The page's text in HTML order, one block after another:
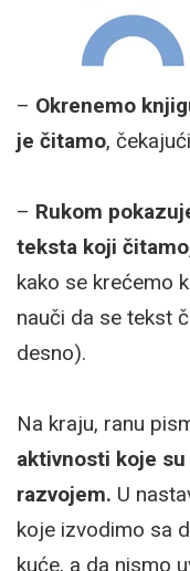
– Okrenemo
je čitamo,
– Rukom
teksta koji
kako se krećemo
nauči da se tekst
desno).
Na kraju, ranu
aktivnosti koje
razvojem. U
koje izvodimo sa
kuće, a da nismo